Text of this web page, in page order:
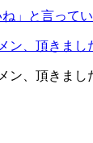
」と言って
ン、頂きま
ン、頂きま